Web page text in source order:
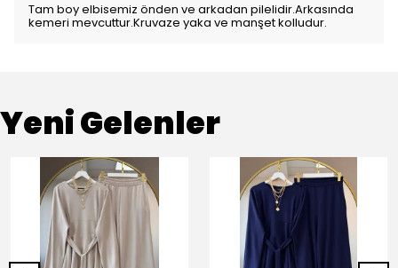
Tam boy elbisemiz önden ve arkadan pilelidir.Arkasında
kemeri mevcuttur.Kruvaze yaka ve manşet kolludur.
Yeni Gelenler